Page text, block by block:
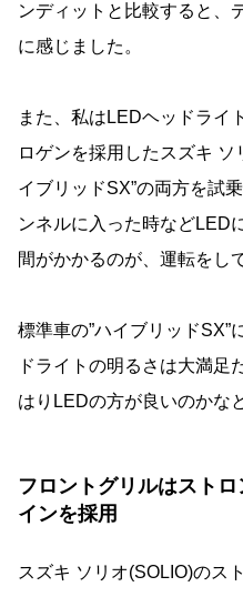
ンディットと比較すると、
に感じました。
また、私はLEDヘッドライ
ロゲンを採用したスズキ ソ
イブリッドSX”の両方を試
ンネルに入った時などLED
間がかかるのが、運転をし
標準車の”ハイブリッドSX”
ドライトの明るさは大満足
はりLEDの方が良いのかな
フロントグリルはスト
インを採用
スズキ ソリオ(SOLIO)のス